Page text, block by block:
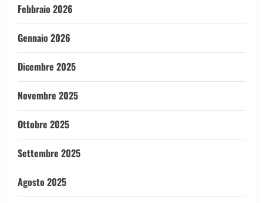
Febbraio 2026
Gennaio 2026
Dicembre 2025
Novembre 2025
Ottobre 2025
Settembre 2025
Agosto 2025